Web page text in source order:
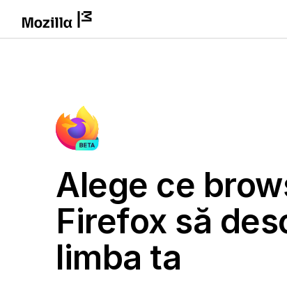
Alege ce
Firefox să
limba ta